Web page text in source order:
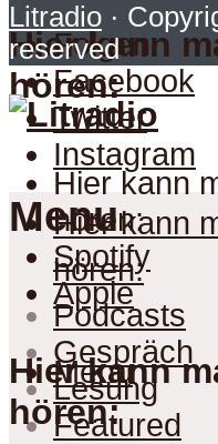
Hier kann
hören:
Hier kann
hören:
Spotify
Apple
Menu
Folgen
Facebook
Twitter
Instagram
Hier kann
hören:
Hier kann
hören:
Litradio ·
reserved
Menu
Podcasts
Gespräch
Lesung
Featured